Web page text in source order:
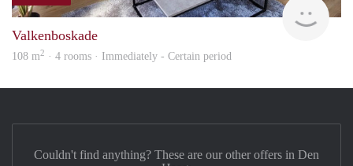
Valkenboskade
108 m2 · 4 rooms · Immediately - Certain period
Couldn't find anything? These are our other offers in Den